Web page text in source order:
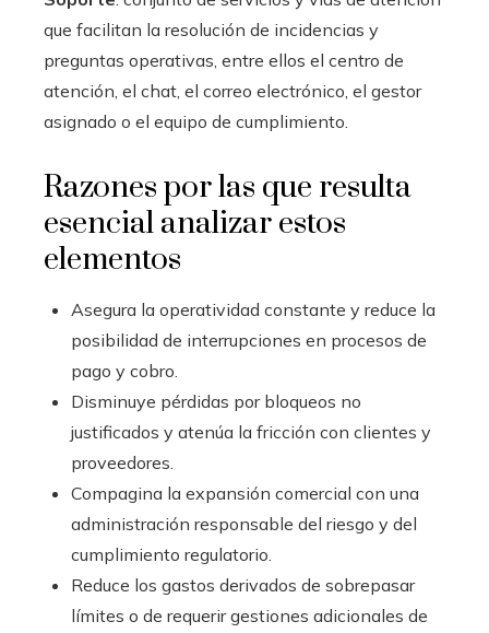
que facilitan la resolución de incidencias y
preguntas operativas, entre ellos el centro de
atención, el chat, el correo electrónico, el gestor
asignado o el equipo de cumplimiento.
Razones por las que resulta
esencial analizar estos
elementos
Asegura la operatividad constante y reduce la
posibilidad de interrupciones en procesos de
pago y cobro.
Disminuye pérdidas por bloqueos no
justificados y atenúa la fricción con clientes y
proveedores.
Compagina la expansión comercial con una
administración responsable del riesgo y del
cumplimiento regulatorio.
Reduce los gastos derivados de sobrepasar
límites o de requerir gestiones adicionales de